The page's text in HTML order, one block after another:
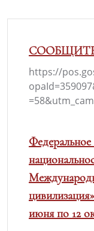
https://
Федеральное
июня по 12